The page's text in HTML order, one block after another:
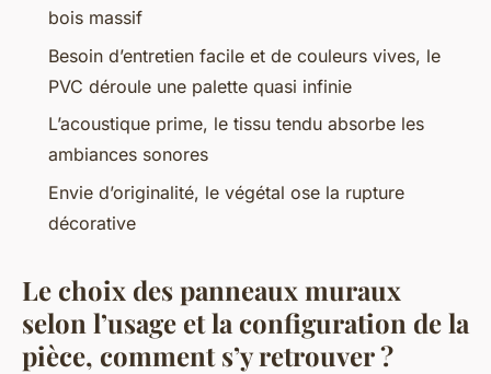
bois massif
Besoin d’entretien facile et de couleurs vives, le
PVC déroule une palette quasi infinie
L’acoustique prime, le tissu tendu absorbe les
ambiances sonores
Envie d’originalité, le végétal ose la rupture
décorative
Le choix des panneaux muraux
selon l’usage et la configuration de la
pièce, comment s’y retrouver ?